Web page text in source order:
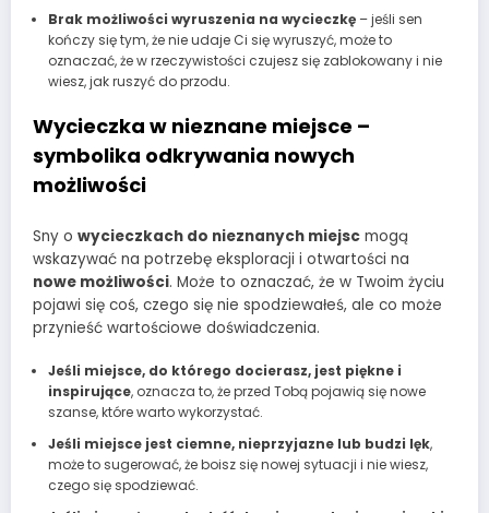
Brak możliwości wyruszenia na wycieczkę– jeśli sen
kończy się tym, że nie udaje Ci się wyruszyć, może to
oznaczać, że w rzeczywistości czujesz się zablokowany i nie
wiesz, jak ruszyć do przodu.
Wycieczka w nieznane miejsce –
symbolika odkrywania nowych
możliwości
Sny o wycieczkach do nieznanych miejsc mogą
wskazywać na potrzebę eksploracji i otwartości na
nowe możliwości. Może to oznaczać, że w Twoim życiu
pojawi się coś, czego się nie spodziewałeś, ale co może
przynieść wartościowe doświadczenia.
Jeśli miejsce, do którego docierasz, jest piękne i
inspirujące, oznacza to, że przed Tobą pojawią się nowe
szanse, które warto wykorzystać.
Jeśli miejsce jest ciemne, nieprzyjazne lub budzi lęk,
może to sugerować, że boisz się nowej sytuacji i nie wiesz,
czego się spodziewać.